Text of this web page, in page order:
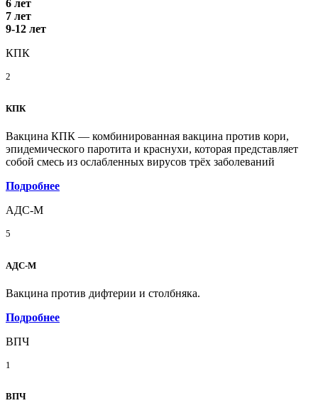
6 лет
7 лет
9-12 лет
КПК
2
КПК
Вакцина КПК — комбинированная вакцина против кори,
эпидемического паротита и краснухи, которая представляет
собой смесь из ослабленных вирусов трёх заболеваний
Подробнее
АДС-М
5
АДС-М
Вакцина против дифтерии и столбняка.
Подробнее
ВПЧ
1
ВПЧ